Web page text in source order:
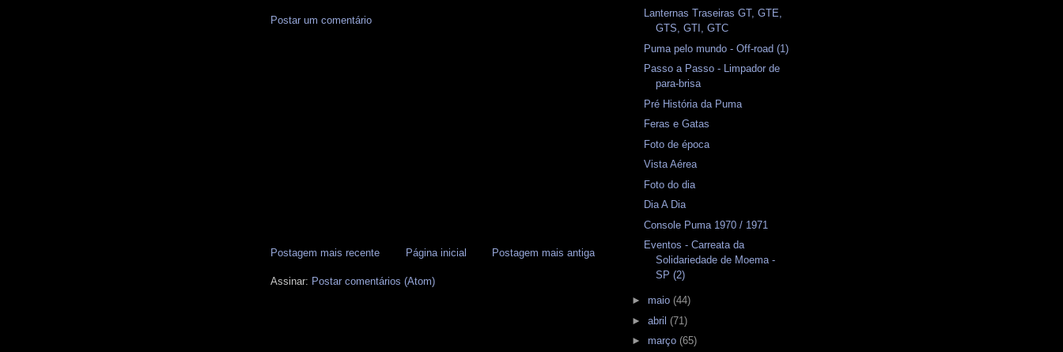
Postar um comentário
Postagem mais recente Postagem mais antiga
Página inicial
Assinar: Postar comentários (Atom)
Lanternas Traseiras GT, GTE,
GTS, GTI, GTC
Puma pelo mundo - Off-road (1)
Passo a Passo - Limpador de
para-brisa
Pré História da Puma
Feras e Gatas
Foto de época
Vista Aérea
Foto do dia
Dia A Dia
Console Puma 1970 / 1971
Eventos - Carreata da
Solidariedade de Moema -
SP (2)
► maio (44)
► abril (71)
► março (65)